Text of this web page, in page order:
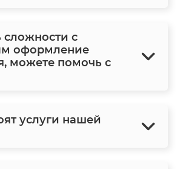
сложности с
оформление
можете помочь с
услуги нашей